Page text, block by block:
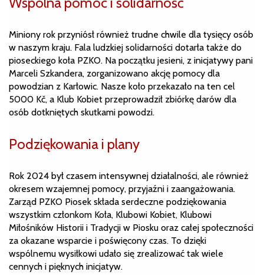
Miniony rok przyniósł również trudne chwile dla tysięcy osób
w naszym kraju. Fala ludzkiej solidarności dotarła także do
pioseckiego koła PZKO. Na początku jesieni, z inicjatywy pani
Marceli Szkandera, zorganizowano akcję pomocy dla
powodzian z Karłowic. Nasze koło przekazało na ten cel
5000 Kč, a Klub Kobiet przeprowadził zbiórkę darów dla
osób dotkniętych skutkami powodzi.
Podziękowania i plany
Rok 2024 był czasem intensywnej działalności, ale również
okresem wzajemnej pomocy, przyjaźni i zaangażowania.
Zarząd PZKO Piosek składa serdeczne podziękowania
wszystkim członkom Koła, Klubowi Kobiet, Klubowi
Miłośników Historii i Tradycji w Piosku oraz całej społeczności
za okazane wsparcie i poświęcony czas. To dzięki
wspólnemu wysiłkowi udało się zrealizować tak wiele
cennych i pięknych inicjatyw.